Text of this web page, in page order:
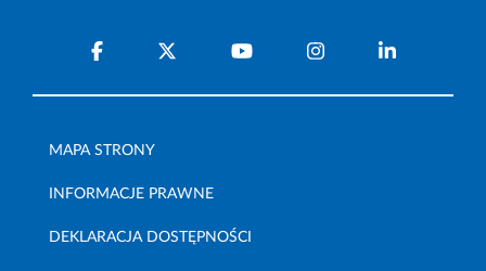
MAPA STRONY
INFORMACJE PRAWNE
DEKLARACJA DOSTĘPNOŚCI